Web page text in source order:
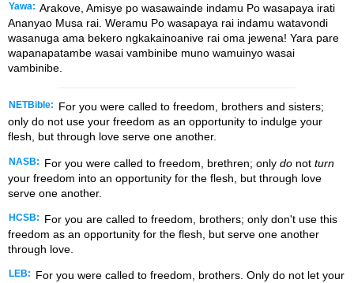
Yawa: Arakove, Amisye po wasawainde indamu Po wasapaya irati
Ananyao Musa rai. Weramu Po wasapaya rai indamu watavondi
wasanuga ama bekero ngkakainoanive rai oma jewena! Yara pare
wapanapatambe wasai vambinibe muno wamuinyo wasai
vambinibe.
NETBible:
For you were called to freedom, brothers and sisters;
only do not use your freedom as an opportunity to indulge your
flesh, but through love serve one another.
NASB: For you were called to freedom, brethren; only do not turn
your freedom into an opportunity for the flesh, but through love
serve one another.
HCSB:
For you are called to freedom, brothers; only don't use this
freedom as an opportunity for the flesh, but serve one another
through love.
LEB:
For you were called to freedom, brothers. Only do not let your